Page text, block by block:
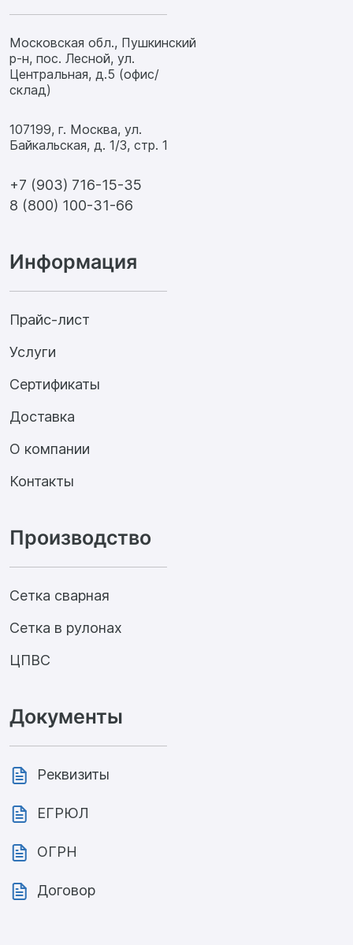
Московская обл., Пушкинский
р-н, пос. Лесной, ул.
Центральная, д.5 (офис/
склад)
107199, г. Москва, ул.
Байкальская, д. 1/3, стр. 1
+7 (903) 716-15-35
8 (800) 100-31-66
Производство
Сетка сварная
Сетка в рулонах
ЦПВС
Информация
Прайс-лист
Услуги
Сертификаты
Доставка
О компании
Контакты
Документы
Реквизиты
ЕГРЮЛ
ОГРН
Договор